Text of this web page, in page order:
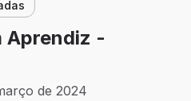
Aprendiz -
de 2024